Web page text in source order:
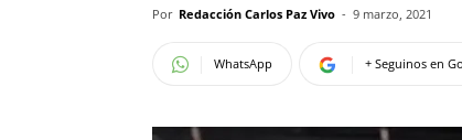
Por Redacción Carlos Paz Vivo - 9 marzo, 2021
WhatsApp + Seguinos en